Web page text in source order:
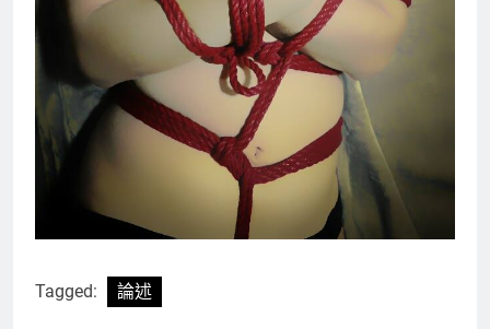
Tagged: 論述